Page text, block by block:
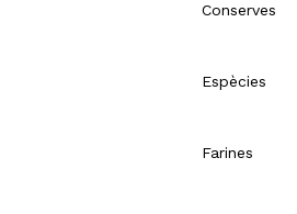
Conserves
Espècies
Farines